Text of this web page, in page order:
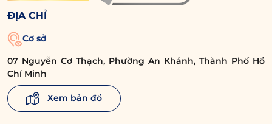
ĐỊA CHỈ
Cơ sở
07 Nguyễn Cơ Thạch, Phường An Khánh, Thành Phố Hồ
Chí Minh
Xem bản đồ